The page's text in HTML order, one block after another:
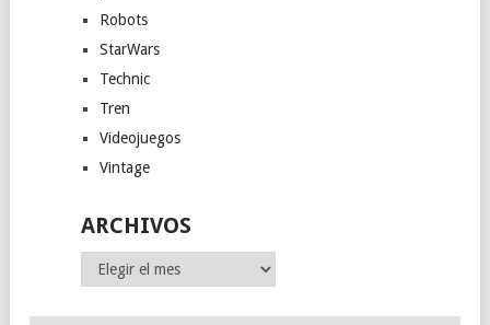
Robots
StarWars
Technic
Tren
Videojuegos
Vintage
ARCHIVOS
Archivos